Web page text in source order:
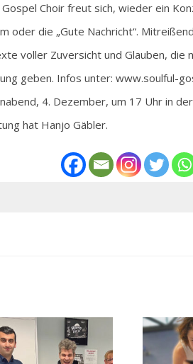
Gospel Choir freut sich, wieder ein
oder die „Gute Nachricht“.
voller Zuversicht und Glauben,
geben. Infos unter: www.soulful-
4. Dezember, um 17 Uhr in
hat Hanjo Gäbler.